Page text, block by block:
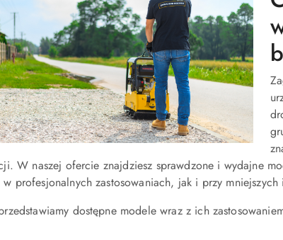
W naszej ofercie znajdziesz sprawdzone i wydajne
profesjonalnych zastosowaniach, jak i przy mniejszych
dostępne modele wraz z ich